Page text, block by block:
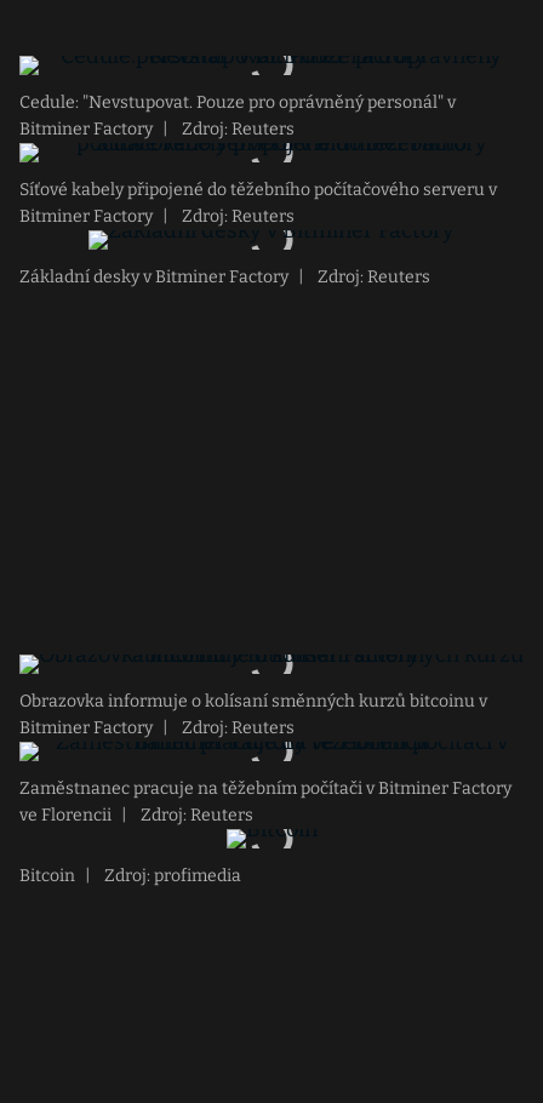
Cedule: "Nevstupovat. Pouze pro oprávněný personál" v
Bitminer Factory
Zdroj: Reuters
Síťové kabely připojené do těžebního počítačového serveru v
Bitminer Factory
Zdroj: Reuters
Základní desky v Bitminer Factory Zdroj: Reuters
Obrazovka informuje o kolísaní směnných kurzů bitcoinu v
Bitminer Factory
Zdroj: Reuters
Zaměstnanec pracuje na těžebním počítači v Bitminer Factory
ve Florencii
Zdroj: Reuters
Bitcoin Zdroj: profimedia